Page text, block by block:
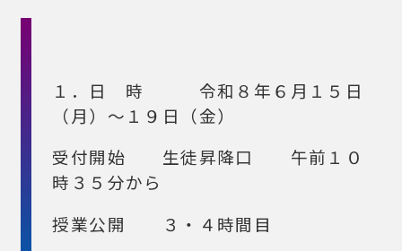
１．日 時 令和８年６月１５日
（月）～１９日（金）
受付開始 生徒昇降口 午前１０
時３５分から
授業公開 ３・４時間目